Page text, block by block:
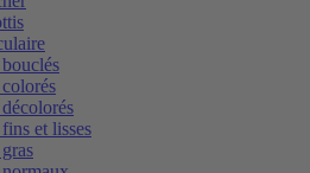
et lisses